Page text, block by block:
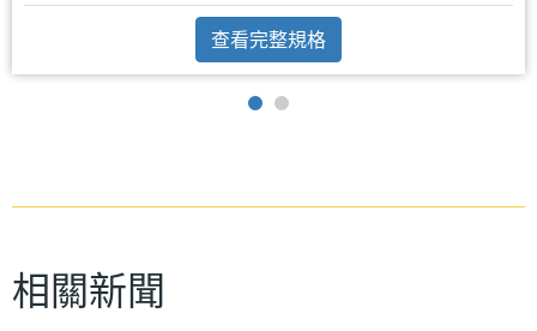
查看完整規格
相關新聞